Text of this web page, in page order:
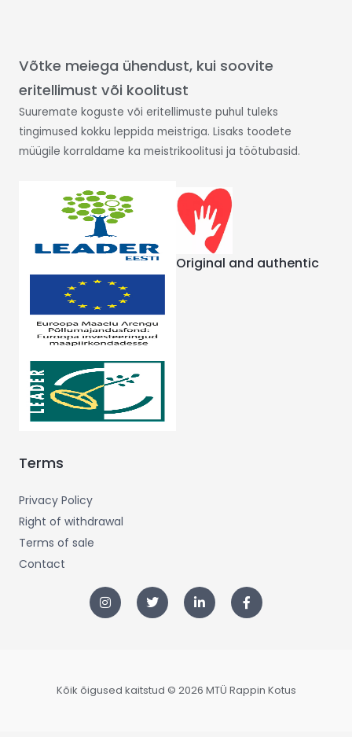
Võtke meiega ühendust, kui soovite
eritellimust või koolitust
Suuremate koguste või eritellimuste puhul tuleks
tingimused kokku leppida meistriga. Lisaks toodete
müügile korraldame ka meistrikoolitusi ja töötubasid.
Original and authentic
Terms
Privacy Policy
Right of withdrawal
Terms of sale
Contact
Kõik õigused kaitstud © 2026 MTÜ Rappin Kotus